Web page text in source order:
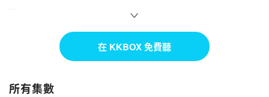
歴史というレンズを通して「人間とは何か」「私たち現代人の抱える悩
み」「世の中の流れ」を痛快に読み解いていく！？
笑いあり、涙ありの新感覚・歴史キュレーションプログラム！
在 KKBOX 免費聽
所有集數